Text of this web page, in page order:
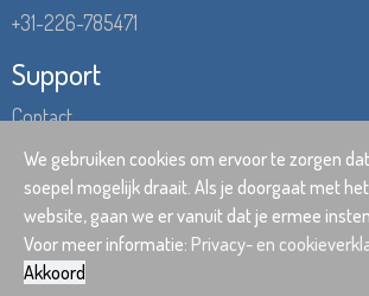
+31-226-785471
Support
Contact
Hulp op afstand
©2026 Cornic | Privacy- en cookieverklaring|
We gebruiken cookies om ervoor te zorgen
soepel mogelijk draait. Als je doorgaat met
website, gaan we er vanuit dat je ermee
Voor meer informatie: Privacy- en
Akkoord